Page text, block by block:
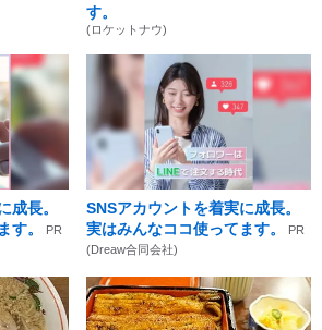
す。
(ロケットナウ)
成長。
す。
PR
SNSアカウントを着実に成長。
実はみんなココ使ってます。
PR
(Dreaw合同会社)